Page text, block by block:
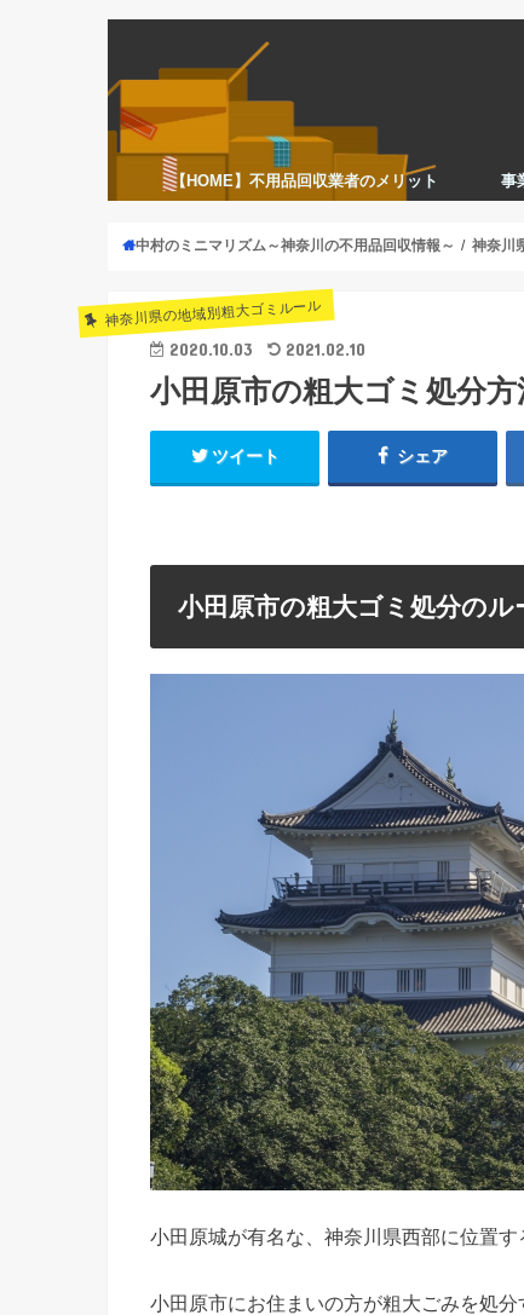
【HOME】不用品回収業者のメリット 事
中村のミニマリズム～神奈川の不用品回収情報～ 神奈川
神奈川県の地域別粗大ゴミルール
2020.10.03 2021.02.10
小田原市の粗大ゴミ処分
ツイート シェア
小田原市の粗大ゴミ処分のル
小田原城が有名な、神奈川県西部に位置す
小田原市にお住まいの方が粗大ごみを処